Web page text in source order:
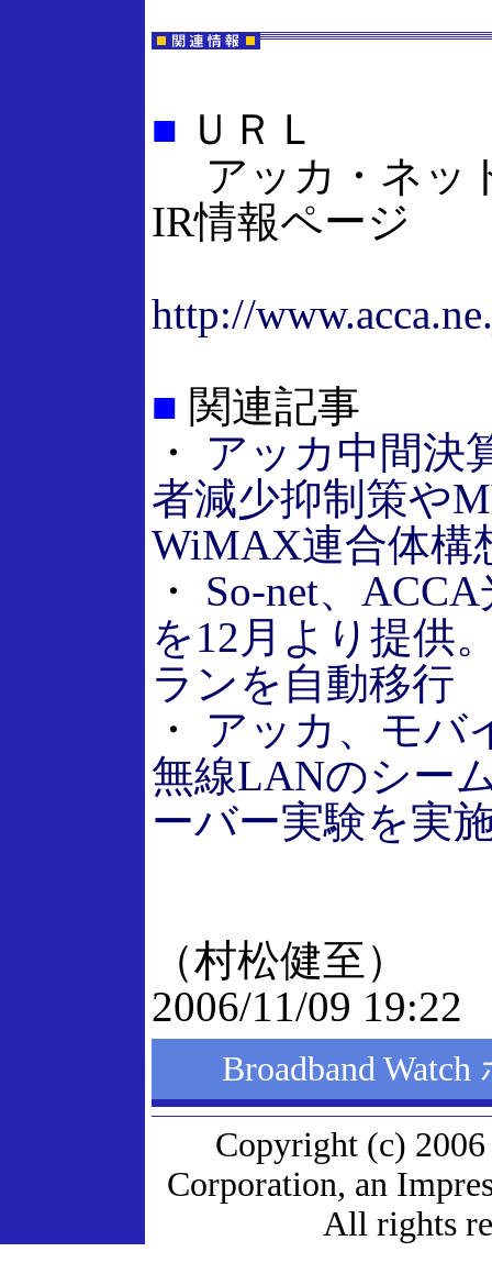
■ ＵＲＬ
アッカ・ネ
IR情報ページ
http://
■ 関連記事
・ アッカ中間決
者減少抑制策や
WiMAX連合体構
・ So-net、
を12月より提供
ランを自動移行
・ アッカ、モバ
無線LANのシー
ーバー実験を実
（村松健至）
2006/11/09 19:22
Broadband
Copyright (c) 2006
Corporation, an
All rights